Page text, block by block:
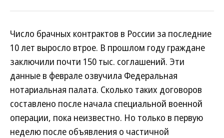
Число брачных контрактов в России за последние
10 лет выросло втрое. В прошлом году граждане
заключили почти 150 тыс. соглашений. Эти
данные в феврале озвучила Федеральная
нотариальная палата. Сколько таких договоров
составлено после начала специальной военной
операции, пока неизвестно. Но только в первую
неделю после объявления о частичной